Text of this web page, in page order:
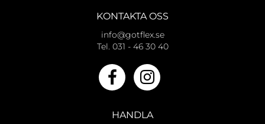
KONTAKTA OSS
info@gotflex.se
Tel. 031 - 46 30 40
HANDLA